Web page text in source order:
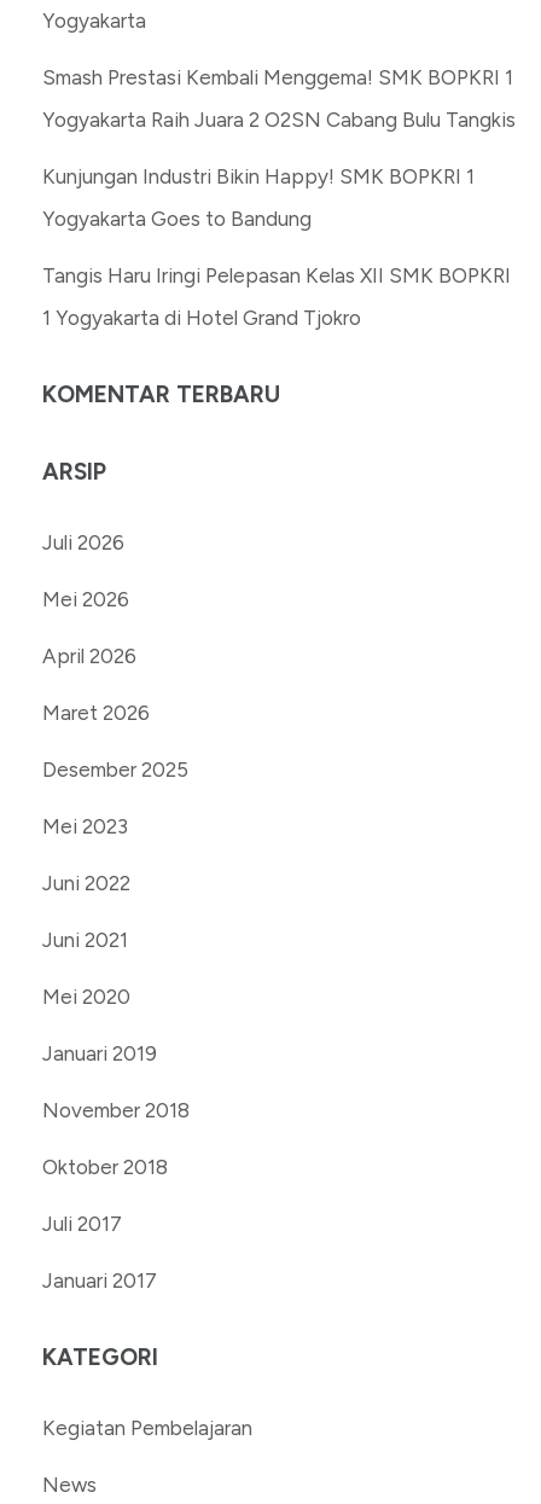
Yogyakarta
Smash Prestasi Kembali Menggema! SMK BOPKRI 1
Yogyakarta Raih Juara 2 O2SN Cabang Bulu Tangkis
Kunjungan Industri Bikin Happy! SMK BOPKRI 1
Yogyakarta Goes to Bandung
Tangis Haru Iringi Pelepasan Kelas XII SMK BOPKRI
1 Yogyakarta di Hotel Grand Tjokro
KOMENTAR TERBARU
ARSIP
Juli 2026
Mei 2026
April 2026
Maret 2026
Desember 2025
Mei 2023
Juni 2022
Juni 2021
Mei 2020
Januari 2019
November 2018
Oktober 2018
Juli 2017
Januari 2017
KATEGORI
Kegiatan Pembelajaran
News